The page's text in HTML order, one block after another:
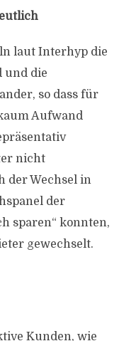
laut Interhyp die
und die
so dass für
Aufwand
nicht
der Wechsel in
der
sparen“ konnten,
gewechselt.
Kunden, wie